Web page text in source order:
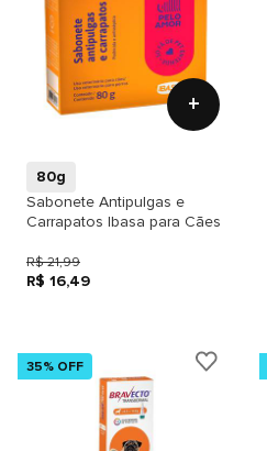
+
80g
Sabonete Antipulgas e
Carrapatos Ibasa para Cães
R$ 21,99
R$ 16,49
35% OFF